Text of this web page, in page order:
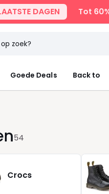
DAGEN Tot
Goede Deals Back to
54
Crocs